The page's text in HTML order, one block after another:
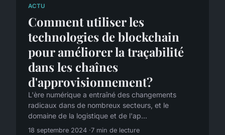
ACTU
Comment utiliser les
technologies de blockchain
pour améliorer la traçabilité
dans les chaînes
d'approvisionnement?
L'ère numérique a entraîné des changements
radicaux dans de nombreux secteurs, et le
domaine de la logistique et de l'ap...
18 septembre 2024 7 min de lecture